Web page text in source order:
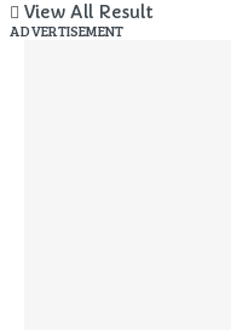
View All Result
ADVERTISEMENT